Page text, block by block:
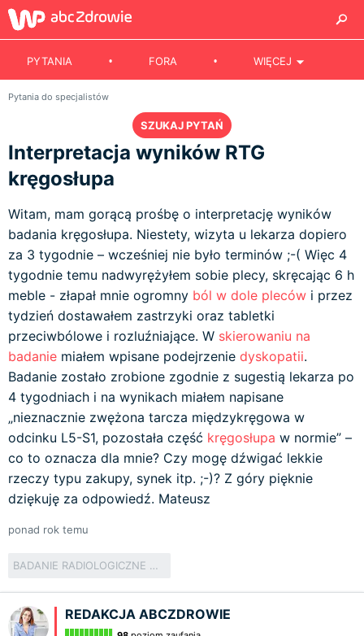
PYTANIA FORA WIĘCEJ
Pytania do specjalistów
SZUKAJ PYTAŃ
Interpretacja wyników RTG
kręgosłupa
Witam, mam gorącą prośbę o interpretację wyników
badania kręgosłupa. Niestety, wizyta u lekarza dopiero
za 3 tygodnie – wcześniej nie było terminów ;-( Więc 4
tygodnie temu nadwyrężyłem sobie plecy, skręcając 6 h
meble - złapał mnie ogromny ból w dole pleców i przez
tydzień dostawałem zastrzyki oraz tabletki
przeciwbólowe i rozluźniające. W skierowaniu na
badanie miałem wpisane podejrzenie dyskopatii.
Badanie zostało zrobione zgodnie z sugestią lekarza po
4 tygodniach i na wynikach miałem napisane
„nieznacznie zwężona tarcza międzykręgowa w
odcinku L5-S1, pozostała część kręgosłupa w normie” –
co to oznacza dla mnie? Czy mogę dźwigać lekkie
rzeczy typu zakupy, synek itp. ;-)? Z góry pięknie
dziękuję za odpowiedź. Mateusz
ponad rok temu
BADANIE RADIOLOGICZNE W ORTOPEDII I TRAUMATOLOGII
REDAKCJA ABCZDROWIE